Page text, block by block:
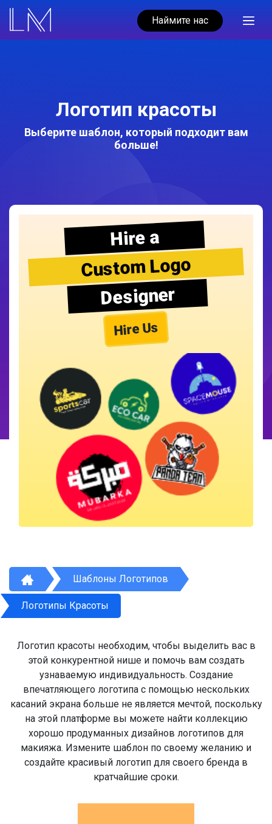
Наймите нас
Логотип красоты
Выберите шаблон, который подходит вам
больше!
Hire a
Custom Logo
Designer
Hire Us
Шаблоны Логотипов
Логотипы Красоты
Логотип красоты необходим, чтобы выделить вас в
этой конкурентной нише и помочь вам создать
узнаваемую индивидуальность. Создание
впечатляющего логотипа с помощью нескольких
касаний экрана больше не является мечтой, поскольку
на этой платформе вы можете найти коллекцию
хорошо продуманных дизайнов логотипов для
макияжа. Измените шаблон по своему желанию и
создайте красивый логотип для своего бренда в
кратчайшие сроки.